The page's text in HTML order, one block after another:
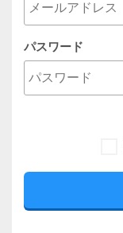
パスワード